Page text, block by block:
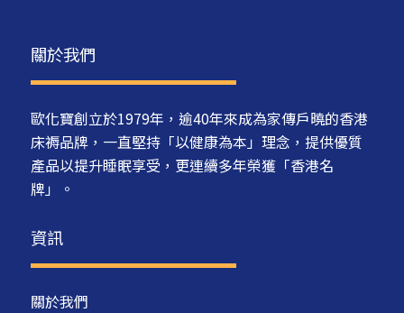
關於我們
歐化寶創立於1979年，逾40年來成為家傳戶曉的香港
床褥品牌，一直堅持「以健康為本」理念，提供優質
產品以提升睡眠享受，更連續多年榮獲「香港名
牌」。
資訊
關於我們